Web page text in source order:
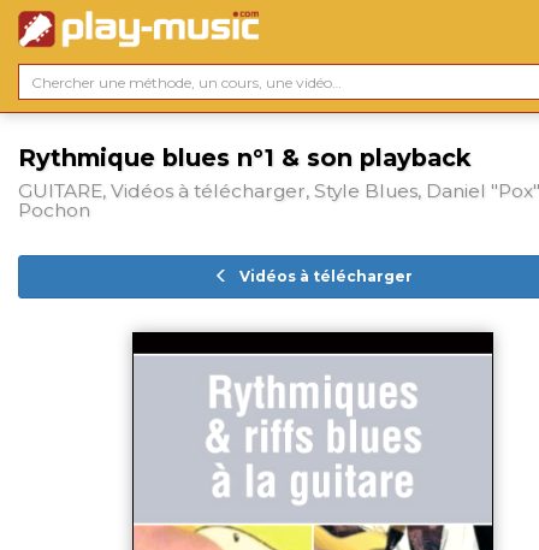
Rythmique blues n°1 & son playback
GUITARE, Vidéos à télécharger, Style Blues, Daniel "Pox"
Pochon
Vidéos à télécharger